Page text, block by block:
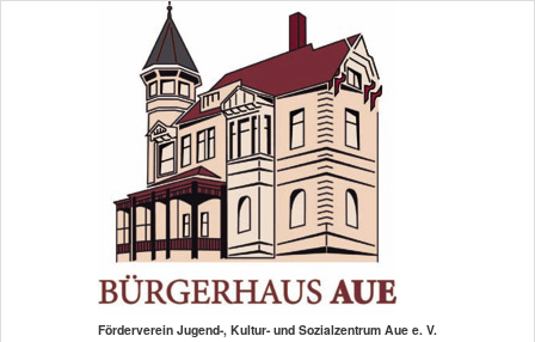
Förderverein Jugend-, Kultur- und Sozialzentrum Aue e. V.